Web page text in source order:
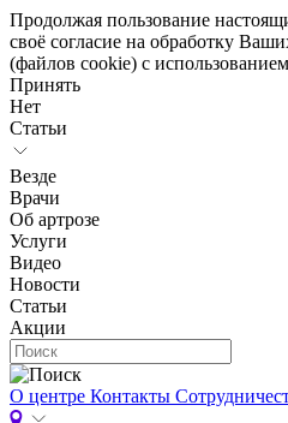
Продолжая пользование
своё согласие на обработку
(файлов cookie) с
Принять
Нет
Статьи
Везде
Врачи
Об артрозе
Услуги
Видео
Новости
Статьи
Акции
О центре Контакты